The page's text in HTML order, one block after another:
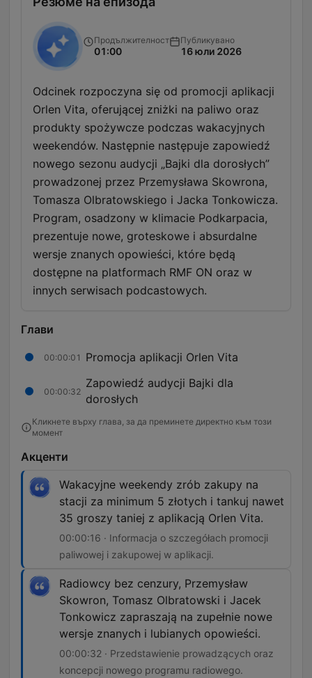
Продължителност
01:00
Публикувано
16 юли 2026
Odcinek rozpoczyna się od promocji aplikacji
Orlen Vita, oferującej zniżki na paliwo oraz
produkty spożywcze podczas wakacyjnych
weekendów. Następnie następuje zapowiedź
nowego sezonu audycji „Bajki dla dorosłych”
prowadzonej przez Przemysława Skowrona,
Tomasza Olbratowskiego i Jacka Tonkowicza.
Program, osadzony w klimacie Podkarpacia,
prezentuje nowe, groteskowe i absurdalne
wersje znanych opowieści, które będą
dostępne na platformach RMF ON oraz w
innych serwisach podcastowych.
Глави
00:00:01 Promocja aplikacji Orlen Vita
00:00:32
Zapowiedź audycji Bajki dla
dorosłych
Кликнете върху глава, за да преминете директно към този
момент
Акценти
Wakacyjne weekendy zrób zakupy na
stacji za minimum 5 złotych i tankuj nawet
35 groszy taniej z aplikacją Orlen Vita.
00:00:16 · Informacja o szczegółach promocji
paliwowej i zakupowej w aplikacji.
Radiowcy bez cenzury, Przemysław
Skowron, Tomasz Olbratowski i Jacek
Tonkowicz zapraszają na zupełnie nowe
wersje znanych i lubianych opowieści.
00:00:32 · Przedstawienie prowadzących oraz
koncepcji nowego programu radiowego.